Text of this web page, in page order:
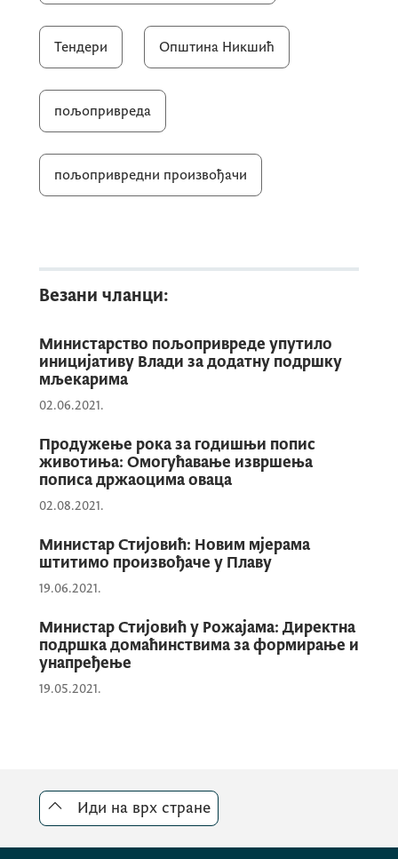
У објекту ће бити смјештени:
плаћања у пољопривреде, руралном
развоју и рибарству за општине
Никшић, Шавник и Плужине;
савјетодавне и инспекцијске службе
инспекцијске службе Управе за
безбједност хране, ветерину и
локална пољопривредна служба
Општине Никшић.
На овај начин пољопривредници ће све
потребне информације, стручну подршку и
административне услуге моћи да добију на
једном мјесту, чиме ће се додатно
унаприједити ефикасност и доступност
услуга.
Објекат ће имати бруто површину од878
м²и капацитет за63 радна мјеста.
Агенције за плаћања у пољопривреди.
Тендери Општина Никшић
пољопривреда
пољопривредни произвођачи
Везани чланци:
Министарство пољопривреде упутило
иницијативу Влади за додатну подршку
мљекарима
02.06.2021.
Продужење рока за годишњи попис
животиња: Омогућавање извршења
пописа држаоцима оваца
02.08.2021.
Министар Стијовић: Новим мјерама
штитимо произвођаче у Плаву
19.06.2021.
Министар Стијовић у Рожајама: Директна
подршка домаћинствима за формирање и
унапређење
19.05.2021.
Иди на врх стране